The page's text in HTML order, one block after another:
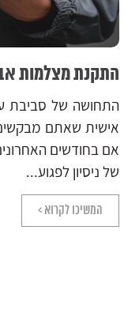
היא תחושה
נתון. בוודאי
ויותר אירועים
כל
היא